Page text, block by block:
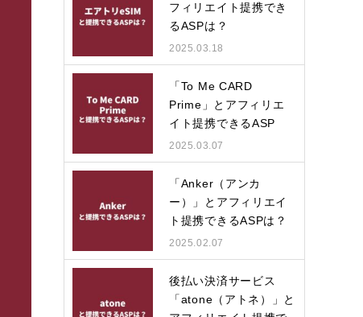
フィリエイト提携でき
るASPは？
2025.03.18
「To Me CARD
Prime」とアフィリエ
イト提携できるASP
は？
2025.03.07
「Anker（アンカ
ー）」とアフィリエイ
ト提携できるASPは？
2025.02.07
後払い決済サービス
「atone（アトネ）」と